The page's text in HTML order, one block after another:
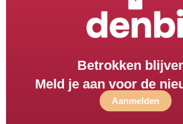
Betrokken
Meld je aan voor de
Aanmelden